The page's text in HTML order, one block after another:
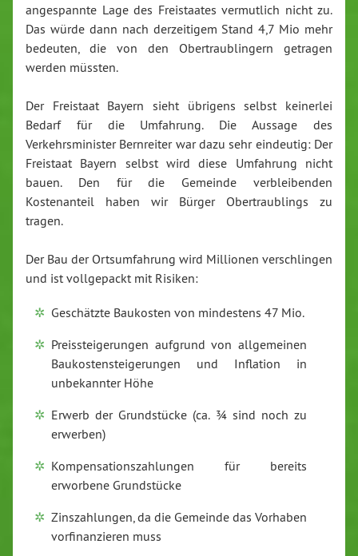
angespannte Lage des Freistaates vermutlich nicht zu.
Das würde dann nach derzeitigem Stand 4,7 Mio mehr
bedeuten, die von den Obertraublingern getragen
werden müssten.
Der Freistaat Bayern sieht übrigens selbst keinerlei
Bedarf für die Umfahrung. Die Aussage des
Verkehrsminister Bernreiter war dazu sehr eindeutig: Der
Freistaat Bayern selbst wird diese Umfahrung nicht
bauen. Den für die Gemeinde verbleibenden
Kostenanteil haben wir Bürger Obertraublings zu
tragen.
Der Bau der Ortsumfahrung wird Millionen verschlingen
und ist vollgepackt mit Risiken:
Geschätzte Baukosten von mindestens 47 Mio.
Preissteigerungen aufgrund von allgemeinen
Baukostensteigerungen und Inflation in
unbekannter Höhe
Erwerb der Grundstücke (ca. ¾ sind noch zu
erwerben)
Kompensationszahlungen für bereits
erworbene Grundstücke
Zinszahlungen, da die Gemeinde das Vorhaben
vorfinanzieren muss